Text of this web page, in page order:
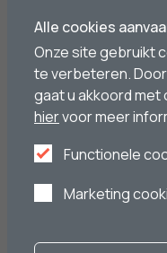
ons
Wil je meer
deuren?
Alle cookies
Onze site gebruikt
te verbeteren.
gaat u akkoord met
hiervoor meer
Functionele
Marketing